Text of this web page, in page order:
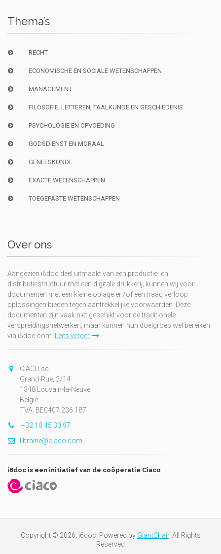
Thema’s
RECHT
ECONOMISCHE EN SOCIALE WETENSCHAPPEN
MANAGEMENT
FILOSOFIE, LETTEREN, TAALKUNDE EN GESCHIEDENIS
PSYCHOLOGIE EN OPVOEDING
GODSDIENST EN MORAAL
GENEESKUNDE
EXACTE WETENSCHAPPEN
TOEGEPASTE WETENSCHAPPEN
Over ons
Aangezien i6doc deel uitmaakt van een productie- en
distributiestructuur met een digitale drukkerij, kunnen wij voor
documenten met een kleine oplage en/of een traag verloop
oplossingen bieden tegen aantrekkelijke voorwaarden. Deze
documenten zijn vaak niet geschikt voor de traditionele
verspreidingsnetwerken, maar kunnen hun doelgroep wel bereiken
via i6doc.com. Lees verder
CIACO sc
Grand-Rue, 2/14
1348 Louvain-la-Neuve
België
TVA: BE0407.236.187
+32 10 45 30 97
librairie@ciaco.com
i6doc is een initiatief van de coöperatie Ciaco
Copyright © 2026, i6doc. Powered by GiantChair. All Rights
Reserved